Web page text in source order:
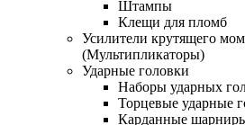
Штампы
Клещи для пломб
Усилители крутящего
(Мультипликаторы)
Ударные головки
Наборы ударных
Торцевые ударные
Карданные